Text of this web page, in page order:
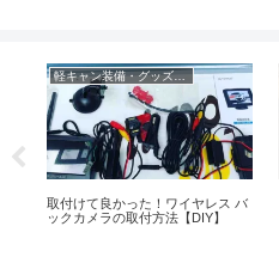
取付けて良かった！ワイヤレス バ
ックカメラの取付方法【DIY】